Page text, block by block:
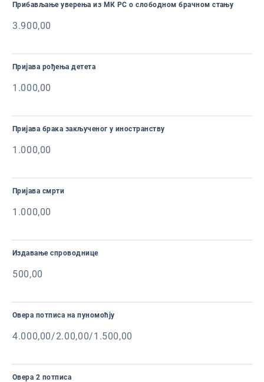
Прибављање уверења из МК РС о слободном брачном стању
3.900,00
Пријава рођења детета
1.000,00
Пријава брака закљученог у иностранству
1.000,00
Пријава смрти
1.000,00
Издавање спроводнице
500,00
Овера потписа на пуномоћју
4.000,00/2.00,00/1.500,00
Овера 2 потписа